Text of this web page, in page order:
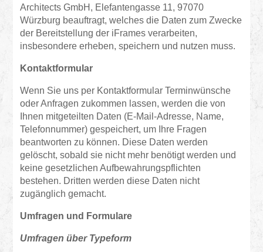
Architects GmbH, Elefantengasse 11, 97070
Würzburg beauftragt, welches die Daten zum Zwecke
der Bereitstellung der iFrames verarbeiten,
insbesondere erheben, speichern und nutzen muss.
Kontaktformular
Wenn Sie uns per Kontaktformular Terminwünsche
oder Anfragen zukommen lassen, werden die von
Ihnen mitgeteilten Daten (E-Mail-Adresse, Name,
Telefonnummer) gespeichert, um Ihre Fragen
beantworten zu können. Diese Daten werden
gelöscht, sobald sie nicht mehr benötigt werden und
keine gesetzlichen Aufbewahrungspflichten
bestehen. Dritten werden diese Daten nicht
zugänglich gemacht.
Umfragen und Formulare
Umfragen über Typeform